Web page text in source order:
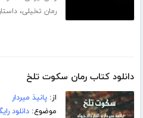
رمان تخیلی،
دانلود کتاب رمان سکوت تلخ
از:پانیذ میردار
موضوع:دانلود